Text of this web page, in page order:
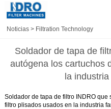
Noticias > Filtration Technology
Soldador de tapa de
autógena los cartuchos
la
Soldador de tapa de filtro INDRO
filtro plisados usados en la industria